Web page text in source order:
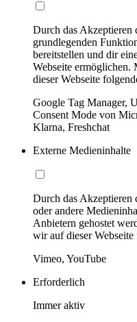
Durch das Akzeptieren
grundlegenden
bereitstellen und dir
Webseite
dieser Webseite
Google Tag Manager,
Consent Mode von
Klarna, Freshchat
Externe Medieninhalte
Durch das Akzeptieren
oder andere
Anbietern gehostet
wir auf dieser
Vimeo, YouTube
Erforderlich
Immer aktiv